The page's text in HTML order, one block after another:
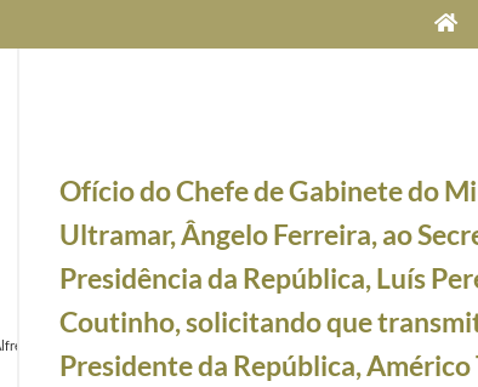
Nunes, ao Presidente da República, Américo Tomás, felicitando-o pela sua
Ofício do Chefe de Gabinete do
Ultramar, Ângelo Ferreira, ao
Presidência da República, Luís
Coutinho, solicitando que
Presidente da República, Américo